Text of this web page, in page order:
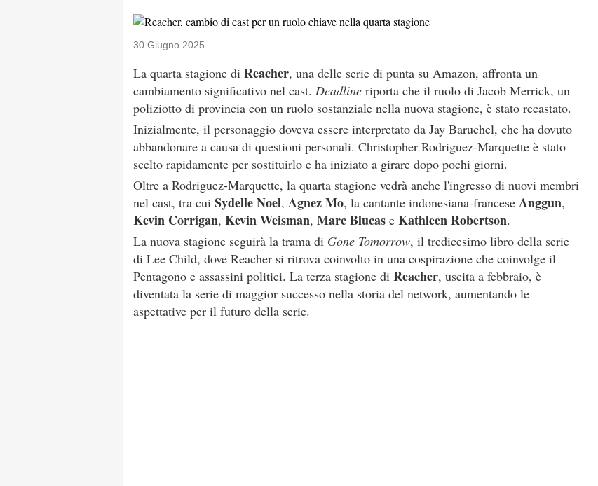
30 Giugno 2025
La quarta stagione di Reacher, una delle serie di punta su Amazon, affronta un
cambiamento significativo nel cast. Deadline riporta che il ruolo di Jacob Merrick, un
poliziotto di provincia con un ruolo sostanziale nella nuova stagione, è stato recastato.
Inizialmente, il personaggio doveva essere interpretato da Jay Baruchel, che ha dovuto
abbandonare a causa di questioni personali. Christopher Rodriguez-Marquette è stato
scelto rapidamente per sostituirlo e ha iniziato a girare dopo pochi giorni.
Oltre a Rodriguez-Marquette, la quarta stagione vedrà anche l'ingresso di nuovi membri
nel cast, tra cui Sydelle Noel, Agnez Mo, la cantante indonesiana-francese Anggun,
Kevin Corrigan, Kevin Weisman, Marc Blucas e Kathleen Robertson.
La nuova stagione seguirà la trama di Gone Tomorrow, il tredicesimo libro della serie
di Lee Child, dove Reacher si ritrova coinvolto in una cospirazione che coinvolge il
Pentagono e assassini politici. La terza stagione di Reacher, uscita a febbraio, è
diventata la serie di maggior successo nella storia del network, aumentando le
aspettative per il futuro della serie.